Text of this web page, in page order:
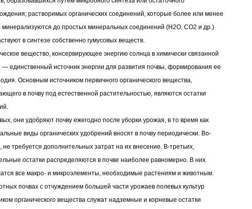
растворимых органических соединений, которые более или менее
минерализуются до простых минеральных соединений (Н2О, СО2 и др.)
в синтезе собственно гумусовых веществ.
вещество, консервирующее энергию солнца в химически связанной
единственный источник энергии для развития почвы, формирования ее
Основным источником первичного органического вещества,
в почву под естественной растительностью, являются остатки
они удобряют почву ежегодно после уборки урожая, в то время как
виды органических удобрений вносят в почву периодически. Во-
не требуется дополнительных затрат на их внесение. В-третьих,
остатки распределяются в почве наиболее равномерно. В них
все макро- и микроэлементы, необходимые растениям и животным.
почвах с отчуждением большей части урожаев полевых культур
органического вещества служат надземные и корневые остатки